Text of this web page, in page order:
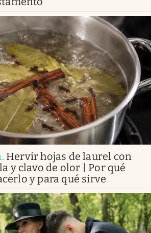
. Hervir hojas de laurel con
y clavo de olor | Por qué
y para qué sirve